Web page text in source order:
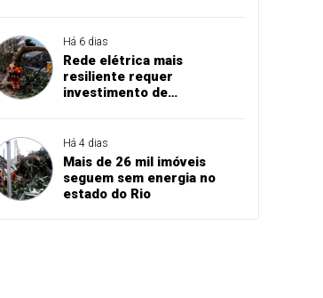
Há 6 dias
Rede elétrica mais
resiliente requer
investimento de
Há 4 dias
Mais de 26 mil imóveis
seguem sem energia no
estado do Rio